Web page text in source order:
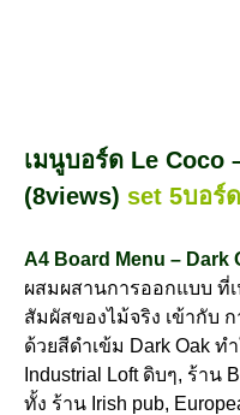
เมนูบอร์ด Le Coco
(8views) set 5บอร์
A4 Board Menu – Dark
ผสมผสานการออกแบบ ที่
สัมผัสของไม้จริง เข้ากับ
ด้วยสีดำเข้ม Dark Oak ท
Industrial Loft ดิบๆ, ร้าน
ทั้ง ร้าน Irish pub,